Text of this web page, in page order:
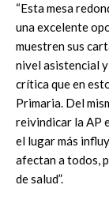
“Esta mesa
una excelente
muestren sus
nivel asistencial
crítica que en
Primaria. Del
reivindicar la AP
el lugar más
afectan a todos,
de salud”.